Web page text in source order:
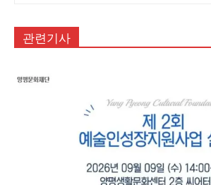
관련기사